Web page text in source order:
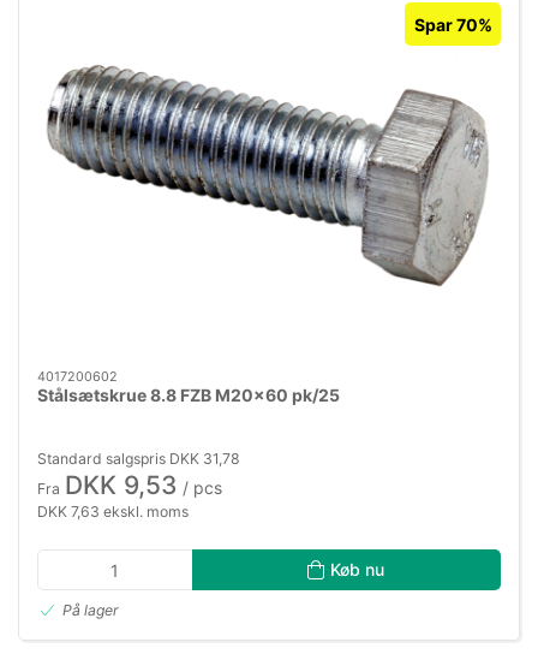
Spar 70%
4017200602
Stålsætskrue 8.8 FZB M20×60 pk/25
Standard salgspris DKK 31,78
Fra DKK 9,53 / pcs
DKK 7,63 ekskl. moms
Køb nu
På lager